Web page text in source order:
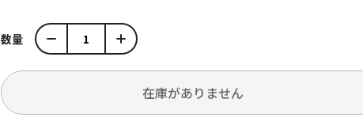
数量
在庫がありません